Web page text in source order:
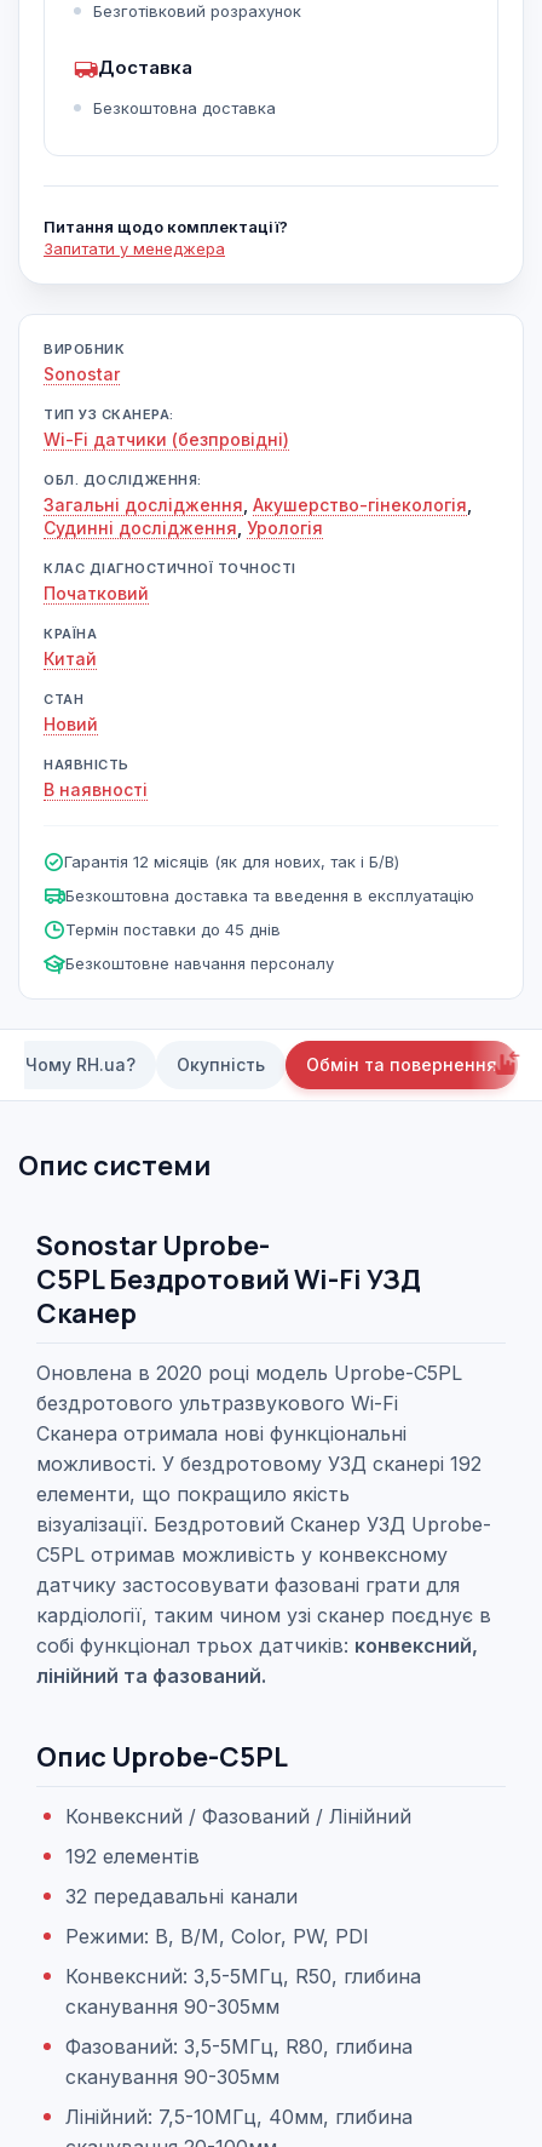
Безготівковий розрахунок
Доставка
Безкоштовна доставка
Питання щодо комплектації?
Запитати у менеджера
ВИРОБНИК
Sonostar
ТИП УЗ СКАНЕРА:
Wi-Fi датчики (безпровідні)
ОБЛ. ДОСЛІДЖЕННЯ:
Загальні дослідження Акушерство-гінекологія
Судинні дослідження Урологія
КЛАС ДІАГНОСТИЧНОЇ ТОЧНОСТІ
Початковий
КРАЇНА
Китай
СТАН
Новий
НАЯВНІСТЬ
В наявності
Гарантія 12 місяців (як для нових, так і Б/В)
Безкоштовна доставка та введення в експлуатацію
Термін поставки до 45 днів
Безкоштовне навчання персоналу
Чому RH.ua? Окупність Обмін та повернення
Опис системи
Sonostar Uprobe-
C5PLБездротовий Wi-Fi УЗД
Сканер
Оновлена ​​в 2020 році модель Uprobe-C5PL
бездротового ультразвукового Wi-Fi
Сканера отримала нові функціональні
можливості. У бездротовому УЗД сканері 192
елементи, що покращило якість
візуалізації. Бездротовий Сканер УЗД Uprobe-
C5PL отримав можливість у конвексному
датчику застосовувати фазовані грати для
кардіології, таким чином узі сканер поєднує в
собі функціонал трьох датчиків: конвексний,
лінійний та фазований.
Опис Uprobe-C5PL
Конвексний / Фазований / Лінійний
192 елементів
32 передавальні канали
Режими: B, B/M, Color, PW, PDI
Конвексний: 3,5-5МГц, R50, глибина
сканування 90-305мм
Фазований: 3,5-5МГц, R80, глибина
сканування 90-305мм
Лінійний: 7,5-10МГц, 40мм, глибина